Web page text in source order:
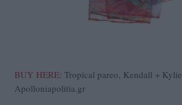
BUY HERE: Tropical pareo, Kendall + Kylie,
Apolloniapolitia.gr